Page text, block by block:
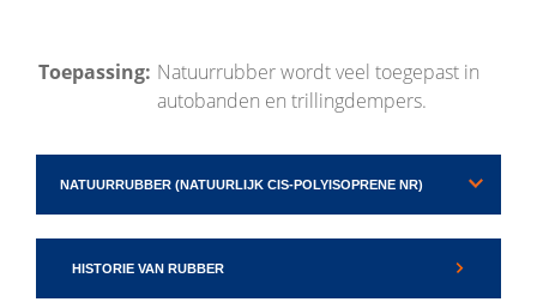
Toepassing: Natuurrubber wordt veel toegepast in
autobanden en trillingdempers.
HISTORIE VAN RUBBER